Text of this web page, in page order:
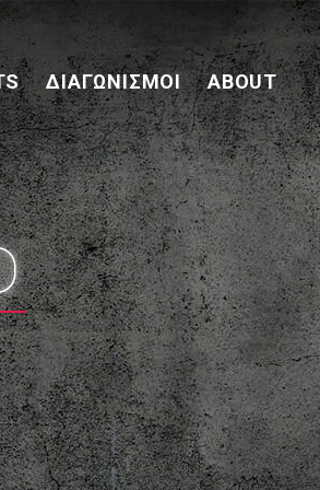
ΔΙΑΓΩΝΙΣΜΟΊ ABOUT